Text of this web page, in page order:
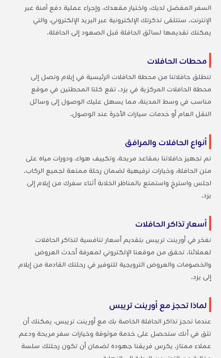
السفر المفضل لديك، واختيار مقعدك، وإجراء عملية دفع آمنة عبر
الإنترنت. ستتلقى تذكرتك الإلكترونية عبر البريد الإلكتروني، والتي
يمكنك تقديمها لسائق الحافلة قبل الصعود إلى الحافلة.
محطات الحافلات
تنطلق حافلاتنا من محطة الحافلات الرئيسية في إيلام وتصل إلى
محطة الحافلات المركزية في يزد. تقع كلتا المحطتين في موقع
مناسب في وسط المدينة، مما يسهل عليك الوصول إلى وسائل
النقل العام أو خدمات سيارات الأجرة عند الوصول.
أنواع الحافلات والمرافق
تم تجهيز حافلاتنا بمقاعد مريحة، وتكييف هواء، ودورات مياه على
متن الحافلة، وخيارات ترفيهية لضمان رحلة ممتعة لجميع الركاب.
اجلس واسترخِ واستمتع بالمناظر الخلابة أثناء سفرك من إيلام إلى
يزد.
أسعار تذاكر الحافلات
نفخر في أورينت تريبس بتقديم أسعار تنافسية لتذاكر الحافلات
لعملائنا. تحقق من موقعنا الإلكتروني لمعرفة أحدث العروض
والخصومات والعروض الترويجية للتوفير في رحلتك القادمة من إيلام
إلى يزد.
لماذا تحجز مع أورينت تريبس
عندما تحجز تذاكر الحافلة الخاصة بك مع أورينت تريبس، يمكنك أن
تثق في أنك ستحصل على خدمة موثوقة وخيارات سفر مريحة ودعم
عملاء ممتاز. يكرس فريقنا جهوده لضمان أن تكون رحلتك سلسة